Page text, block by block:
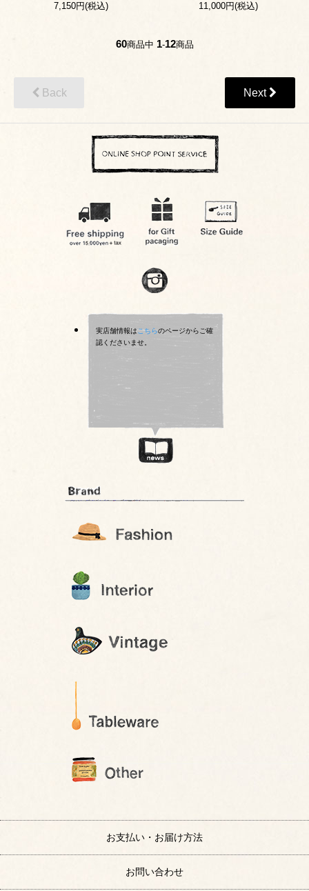
7,150円(税込)
11,000円(税込)
60商品中 1-12商品
Back Next
実店舗情報はこちらのページからご確
認くださいませ。
お支払い・お届け方法
お問い合わせ